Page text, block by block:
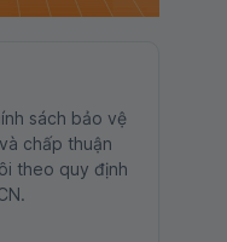
sách bảo vệ
chấp thuận
theo quy định